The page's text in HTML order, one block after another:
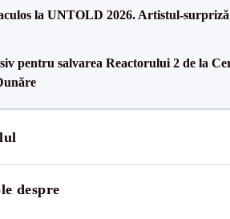
la UNTOLD 2026. Artistul-surpriză
pentru salvarea Reactorului 2 de la
despre